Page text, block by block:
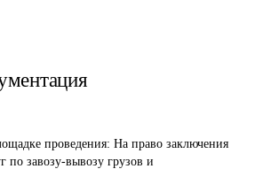
проведения: На право заключения
по завозу-вывозу грузов и